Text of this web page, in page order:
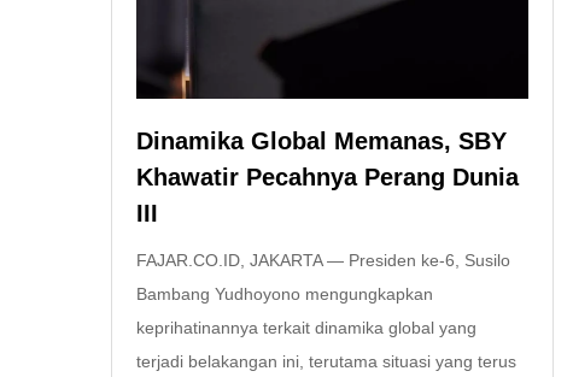
Dinamika Global Memanas, SBY
Khawatir Pecahnya Perang Dunia
III
FAJAR.CO.ID, JAKARTA — Presiden ke-6, Susilo
Bambang Yudhoyono mengungkapkan
keprihatinannya terkait dinamika global yang
terjadi belakangan ini, terutama situasi yang terus